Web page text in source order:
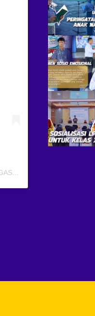
Sebuah kiriman dibagikan oleh SMA NEGERI 1 BERGAS (@smansagas.jaya)